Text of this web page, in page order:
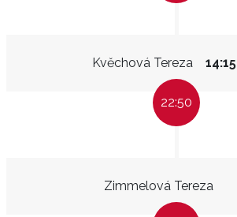
Kvěchová Tereza 14:15
22:50
Zimmelová Tereza